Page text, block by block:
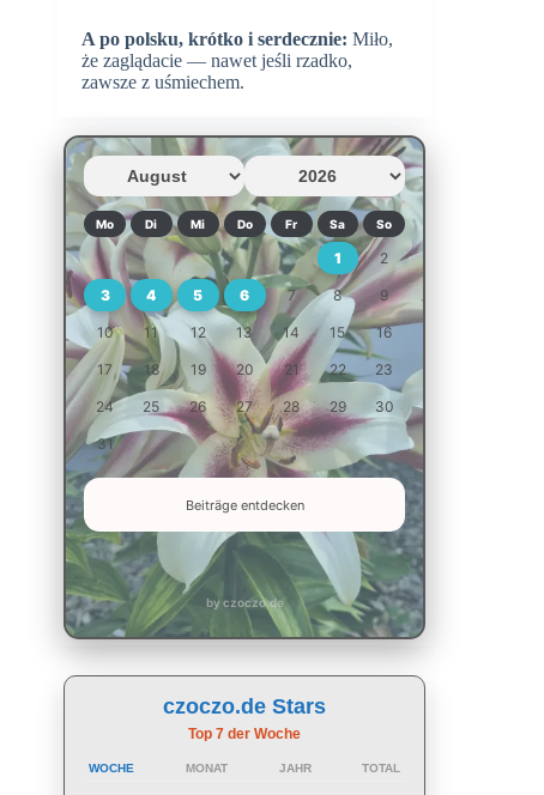
A po polsku, krótko i serdecznie: Miło,
że zaglądacie — nawet jeśli rzadko,
zawsze z uśmiechem.
Mo Di Mi Do Fr Sa So
1 2
3 4 5 6 7 8 9
10 11 12 13 14 15 16
17 18 19 20 21 22 23
24 25 26 27 28 29 30
31
Beiträge entdecken
by czoczo.de
czoczo.de Stars
Top 7 der Woche
WOCHE MONAT JAHR TOTAL